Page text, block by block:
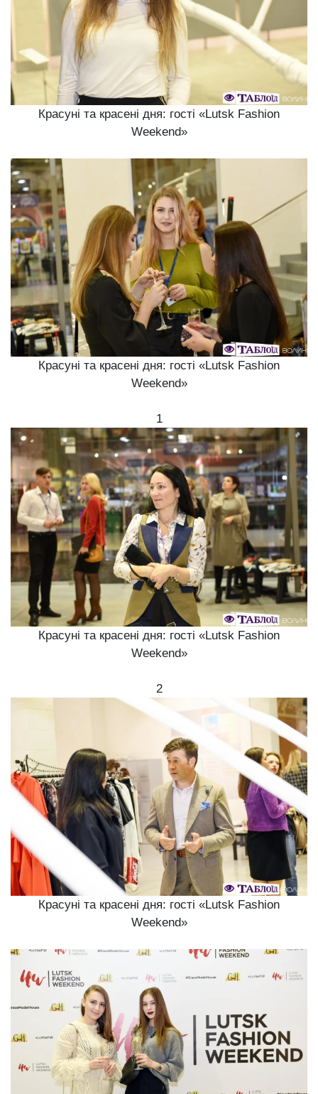
Красуні та красені дня: гості «Lutsk Fashion
Weekend»
Красуні та красені дня: гості «Lutsk Fashion
Weekend»
1
Красуні та красені дня: гості «Lutsk Fashion
Weekend»
2
Красуні та красені дня: гості «Lutsk Fashion
Weekend»